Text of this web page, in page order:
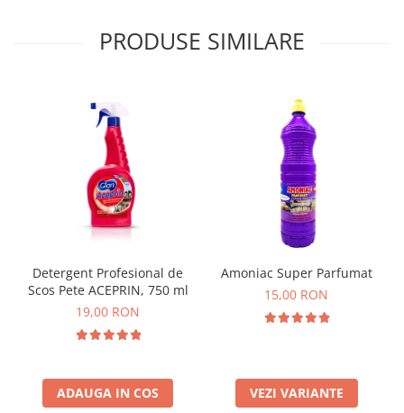
PRODUSE SIMILARE
Detergent Profesional de
Scos Pete ACEPRIN, 750 ml
19,00 RON
ADAUGA IN COS
Amoniac Super Parfumat
15,00 RON
VEZI VARIANTE